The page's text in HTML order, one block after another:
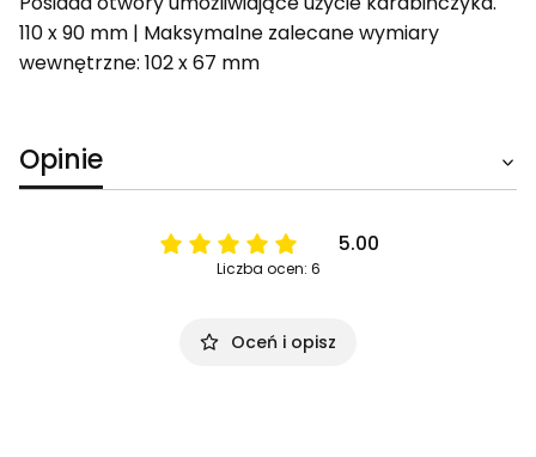
110 x 90 mm | Maksymalne zalecane wymiary
wewnętrzne: 102 x 67 mm
Opinie
5.00
Liczba ocen: 6
Oceń i opisz